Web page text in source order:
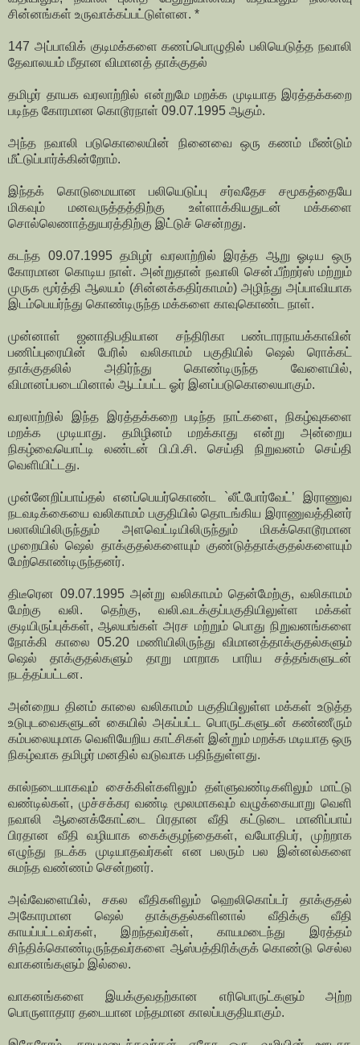
சின்னங்கள் உருவாக்கப்பட்டுள்ளன. *
147 அப்பாவிக் குடிமக்களை கணப்பொழுதில் பலியெடுத்த நவாலி
தேவாலயம் மீதான விமானத் தாக்குதல்
தமிழர் தாயக வரலாற்றில் என்றுமே மறக்க முடியாத இரத்தக்கறை
படிந்த கோரமான கொடூரநாள் 09.07.1995 ஆகும்.
அந்த நவாலி படுகொலையின் நினைவை ஒரு கணம் மீண்டும்
மீட்டுப்பார்க்கின்றோம்.
இந்தக் கொடுமையான பலியெடுப்பு சர்வதேச சமூகத்தையே
மிகவும் மனவருத்தத்திற்கு உள்ளாக்கியதுடன் மக்களை
சொல்லெணாத்துயரத்திற்கு இட்டுச் சென்றது.
கடந்த 09.07.1995 தமிழர் வரலாற்றில் இரத்த ஆறு ஓடிய ஒரு
கோரமான கொடிய நாள். அன்றுதான் நவாலி சென்.பீற்றர்ஸ் மற்றும்
முருக மூர்த்தி ஆலயம் (சின்னக்கதிர்காமம்) அழிந்து அப்பாவியாக
இடம்பெயர்ந்து கொண்டிருந்த மக்களை காவுகொண்ட நாள்.
முன்னாள் ஜனாதிபதியான சந்திரிகா பண்டாரநாயக்காவின்
பணிப்புரையின் பேரில் வலிகாமம் பகுதியில் ஷெல் ரொக்கட்
தாக்குதலில் அதிர்ந்து கொண்டிருந்த வேளையில்,
விமானப்படையினால் ஆடப்பட்ட ஓர் இனப்படுகொலையாகும்.
வரலாற்றில் இந்த இரத்தக்கறை படிந்த நாட்களை, நிகழ்வுகளை
மறக்க முடியாது. தமிழினம் மறக்காது என்று அன்றைய
நிகழ்வையொட்டி லண்டன் பி.பி.சி. செய்தி நிறுவனம் செய்தி
வெளியிட்டது.
முன்னேறிப்பாய்தல் எனப்பெயர்கொண்ட `லீட்போர்வேட்’ இராணுவ
நடவடிக்கையை வலிகாமம் பகுதியில் தொடங்கிய இராணுவத்தினர்
பலாலியிலிருந்தும் அளவெட்டியிலிருந்தும் மிகக்கொடூரமான
முறையில் ஷெல் தாக்குதல்களையும் குண்டுத்தாக்குதல்களையும்
மேற்கொண்டிருந்தனர்.
திடீரென 09.07.1995 அன்று வலிகாமம் தென்மேற்கு, வலிகாமம்
மேற்கு வலி. தெற்கு, வலி.வடக்குப்பகுதியிலுள்ள மக்கள்
குடியிருப்புக்கள், ஆலயங்கள் அரச மற்றும் பொது நிறுவனங்களை
நோக்கி காலை 05.20 மணியிலிருந்து விமானத்தாக்குதல்களும்
ஷெல் தாக்குதல்களும் தாறு மாறாக பாரிய சத்தங்களுடன்
நடத்தப்பட்டன.
அன்றைய தினம் காலை வலிகாமம் பகுதியிலுள்ள மக்கள் உடுத்த
உடுபுடவைகளுடன் கையில் அகப்பட்ட பொருட்களுடன் கண்ணீரும்
கம்பலையுமாக வெளியேறிய காட்சிகள் இன்றும் மறக்க மடியாத ஒரு
நிகழ்வாக தமிழர் மனதில் வடுவாக பதிந்துள்ளது.
கால்நடையாகவும் சைக்கிள்களிலும் தள்ளுவண்டிகளிலும் மாட்டு
வண்டில்கள், முச்சக்கர வண்டி மூலமாகவும் வழுக்கையாறு வெளி
நவாலி ஆனைக்கோட்டை பிரதான வீதி கட்டுடை மானிப்பாய்
பிரதான வீதி வழியாக கைக்குழந்தைகள், வயோதிபர், முற்றாக
எழுந்து நடக்க முடியாதவர்கள் என பலரும் பல இன்னல்களை
சுமந்த வண்ணம் சென்றனர்.
அவ்வேளையில், சகல வீதிகளிலும் ஹெலிகொப்டர் தாக்குதல்
அகோரமான ஷெல் தாக்குதல்களினால் வீதிக்கு வீதி
காயப்பட்டவர்கள், இறந்தவர்கள், காயமடைந்து இரத்தம்
சிந்திக்கொண்டிருந்தவர்களை ஆஸ்பத்திரிக்குக் கொண்டு செல்ல
வாகனங்களும் இல்லை.
வாகனங்களை இயக்குவதற்கான எரிபொருட்களும் அற்ற
பொருளாதார தடையான மந்தமான காலப்பகுதியாகும்.